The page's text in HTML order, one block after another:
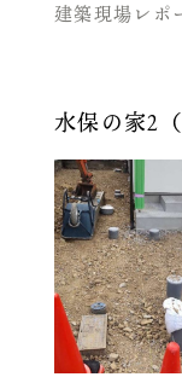
建築現場レポ
水保の家2（